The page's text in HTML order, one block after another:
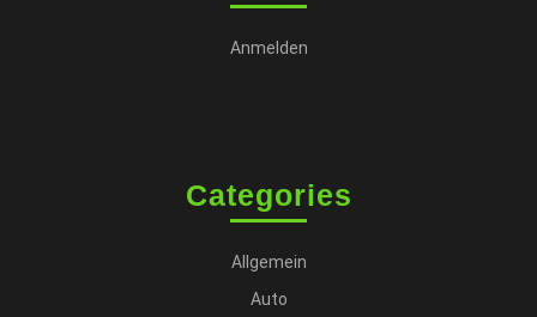
Anmelden
Categories
Allgemein
Auto